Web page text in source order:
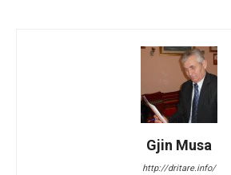
Gjin Musa
http://dritare.info/